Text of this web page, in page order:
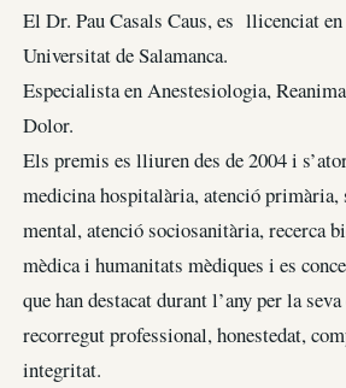
El Dr. Pau Casals Caus, es llicenciat
Universitat de Salamanca.
Especialista en Anestesiologia,
Dolor.
Els premis es lliuren des de 2004 i
medicina hospitalària, atenció
mental, atenció sociosanitària, recerca
mèdica i humanitats mèdiques i es
que han destacat durant l’any per la
recorregut professional, honestedat,
integritat.